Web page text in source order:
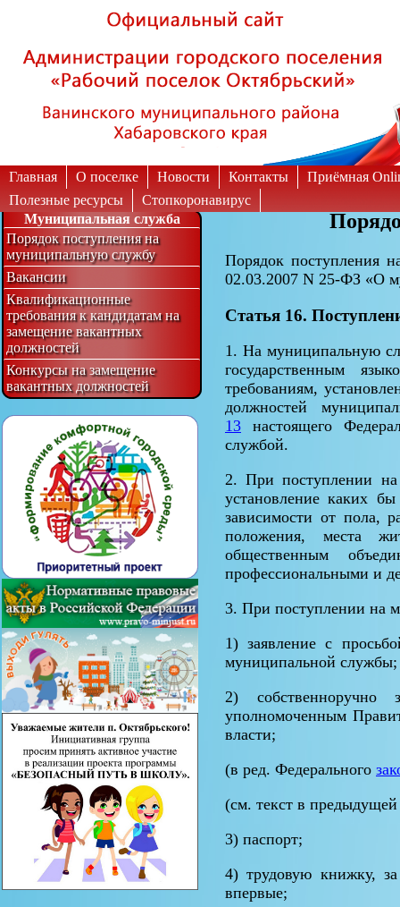
Версия для слабовидящих: Вкл Изображения:
Главная О поселке Новости Контакты
Приёмная
Полезные ресурсы
Стопкоронавирус
Муниципальная служба
Порядок поступления на
муниципальную службу
Вакансии
Квалификационные
требования к кандидатам на
замещение вакантных
должностей
Конкурсы на замещение
вакантных должностей
Порядок поступления
02.03.2007 N 25-ФЗ «О
Статья 16.
1. На муниципальную
государственным
требованиям,
должностей
13 настоящего
службой.
2. При поступлении
установление каких
зависимости от пола,
положения, места
общественным
профессиональными и
3. При поступлении на
1) заявление с
муниципальной службы;
2)
уполномоченным
власти;
(в ред. Федерального
(см. текст в
3) паспорт;
4) трудовую книжку, за
впервые;